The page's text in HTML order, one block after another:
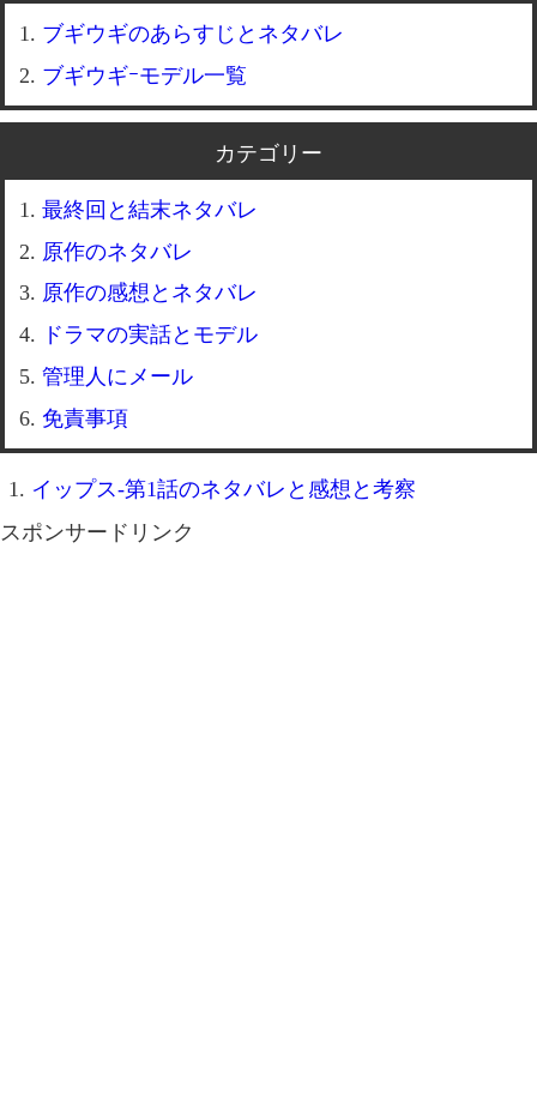
ブギウギのあらすじとネタバレ
ブギウギｰモデル一覧
カテゴリー
最終回と結末ネタバレ
原作のネタバレ
原作の感想とネタバレ
ドラマの実話とモデル
管理人にメール
免責事項
イップス-第1話のネタバレと感想と考察
スポンサードリンク